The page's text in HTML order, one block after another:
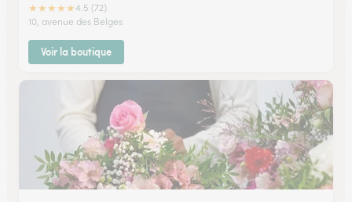
★★★★★4.5 (72)
10, avenue des Belges
Voir la boutique